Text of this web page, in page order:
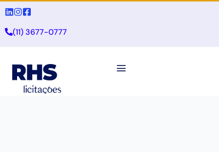
(11) 3677-0777